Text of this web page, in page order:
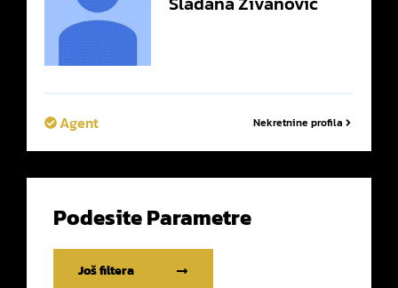
Agent Nekretnine profila
Podesite Parametre
Još filtera